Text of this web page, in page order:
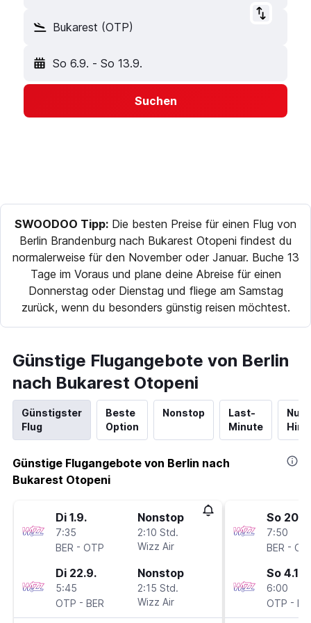
Bukarest (OTP)
So 6.9. - So 13.9.
Suchen
SWOODOO Tipp: Die besten Preise für einen Flug von
Berlin Brandenburg nach Bukarest Otopeni findest du
normalerweise für den November oder Januar. Buche 13
Tage im Voraus und plane deine Abreise für einen
Donnerstag oder Dienstag und fliege am Samstag
zurück, wenn du besonders günstig reisen möchtest.
Günstige Flugangebote von Berlin
nach Bukarest Otopeni
Günstigster
Flug
Beste
Option
Nonstop
Last-
Minute
Nur
Günstige Flugangebote von Berlin nach
Bukarest Otopeni
Di 1.9.
7:35
BER - OTP
Nonstop
2:10 Std.
Wizz Air
Di 22.9.
5:45
OTP - BER
Nonstop
2:15 Std.
Wizz Air
So 20.9.
7:50
BER -
So 4.10.
6:00
OTP -